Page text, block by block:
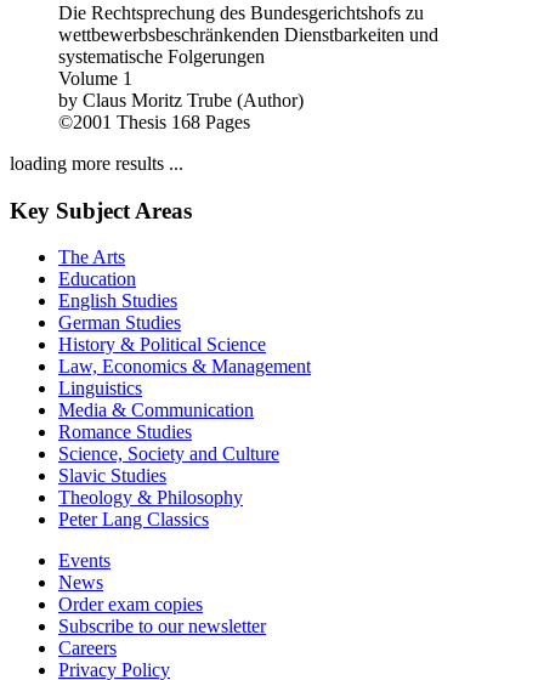
Die Rechtsprechung des Bundesgerichtshofs zu
wettbewerbsbeschränkenden Dienstbarkeiten und
systematische Folgerungen
Volume 1
by Claus Moritz Trube (Author)
©2001 Thesis 168 Pages
loading more results ...
Key Subject Areas
The Arts
Education
English Studies
German Studies
History & Political Science
Law, Economics & Management
Linguistics
Media & Communication
Romance Studies
Science, Society and Culture
Slavic Studies
Theology & Philosophy
Peter Lang Classics
Events
News
Order exam copies
Subscribe to our newsletter
Careers
Privacy Policy